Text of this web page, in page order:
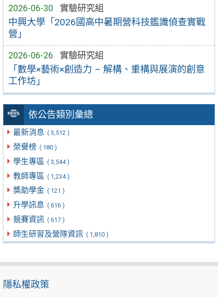
2026-06-30 實驗研究組
中興大學「2026國高中暑期營科技鑑識偵查實戰
營」
2026-06-26 實驗研究組
「數學×藝術×創造力 – 解構、重構與展演的創意
工作坊」
依公告類別彙總
最新消息 ( 3,512 )
榮譽榜 ( 180 )
學生專區 ( 3,544 )
教師專區 ( 1,234 )
獎助學金 ( 121 )
升學訊息 ( 616 )
競賽資訊 ( 617 )
師生研習及營隊資訊 ( 1,810 )
隱私權政策